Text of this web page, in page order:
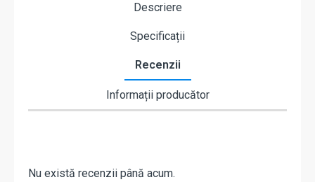
Descriere
Specificații
Recenzii
Informații producător
Nu există recenzii până acum.